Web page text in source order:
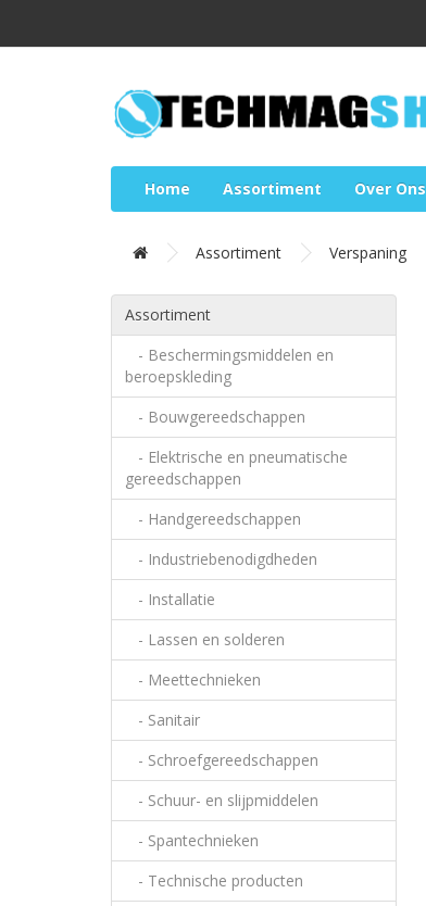
Home Assortiment Over Ons
Assortiment Verspaning
Assortiment
- Beschermingsmiddelen en
beroepskleding
- Bouwgereedschappen
- Elektrische en pneumatische
gereedschappen
- Handgereedschappen
- Industriebenodigdheden
- Installatie
- Lassen en solderen
- Meettechnieken
- Sanitair
- Schroefgereedschappen
- Schuur- en slijpmiddelen
- Spantechnieken
- Technische producten